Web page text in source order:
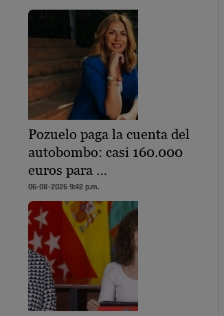
Pozuelo paga la cuenta del
autobombo: casi 160.000
euros para …
06-08-2026 9:42 p.m.